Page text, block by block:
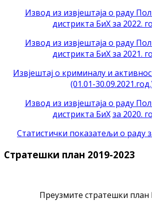
Извод из извјештаја о раду
дистрикта БиХ за 2022.
Извод из извјештаја о раду
дистрикта БиХ за 2021.
Извјештај о криминалу и
(01.01-
Извод из извјештаја о раду
дистрикта БиХ за 2020.
Статистички показатељи о раду
Стратешки план 2019-2023
Преузмите стратешки